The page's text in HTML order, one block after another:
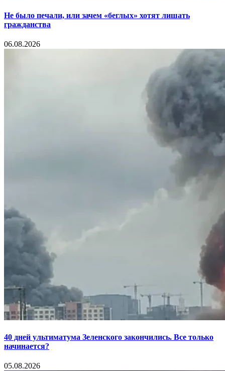
Не было печали, или зачем «беглых» хотят лишать
гражданства
06.08.2026
40 дней ультиматума Зеленского закончились. Все только
начинается?
05.08.2026